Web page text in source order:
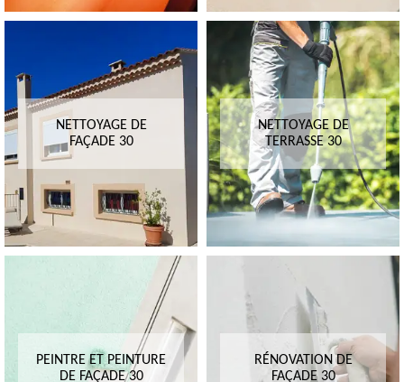
NETTOYAGE DE
FAÇADE 30
NETTOYAGE DE
TERRASSE 30
PEINTRE ET PEINTURE
DE FAÇADE 30
RÉNOVATION DE
FAÇADE 30